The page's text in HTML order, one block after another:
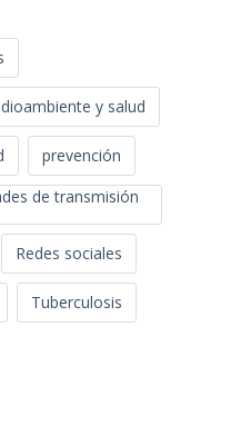
y salud
prevención
de transmisión
Redes sociales
Tuberculosis